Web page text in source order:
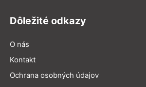
Dôležité odkazy
O nás
Kontakt
Ochrana osobných údajov